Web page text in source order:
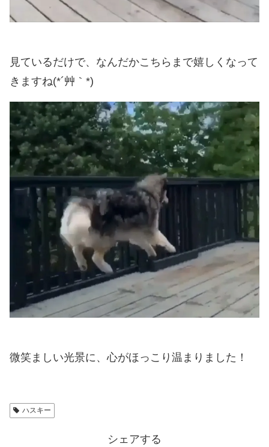
見ているだけで、なんだかこちらまで嬉しくなって
きますね(*´艸｀*)
微笑ましい光景に、心がほっこり温まりました！
ハスキー
シェアする